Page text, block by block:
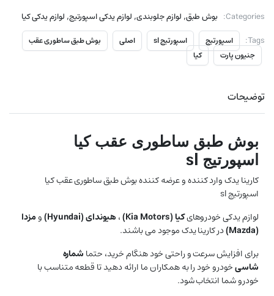
Categories: بوش طبق, لوازم جلوبندی, لوازم یدکی اسپورتیج, لوازم یدکی کیا
Tags:
اسپورتیج اسپورتیج sl اصلی
بوش طبق ساطوری عقب
جنیون پارت
کیا
توضیحات
بوش طبق ساطوری عقب کیا
اسپورتیج sl
کارینا یدک وارد کننده و عرضه کننده بوش طبق ساطوری عقب کیا
اسپورتیج sl
لوازم یدکی خودروهایکیا (Kia Motors
)،هیوندای (Hyundai
)ومزدا
(
Mazda
)در کارینا یدک موجود می باشند.
برای افزایش سرعت و راحتی خود هنگام خرید، حتما شماره
شاسیخودرو خود را به همکاران ما ارائه دهید تا قطعه متناسب با
خودرو شما انتخاب شود.